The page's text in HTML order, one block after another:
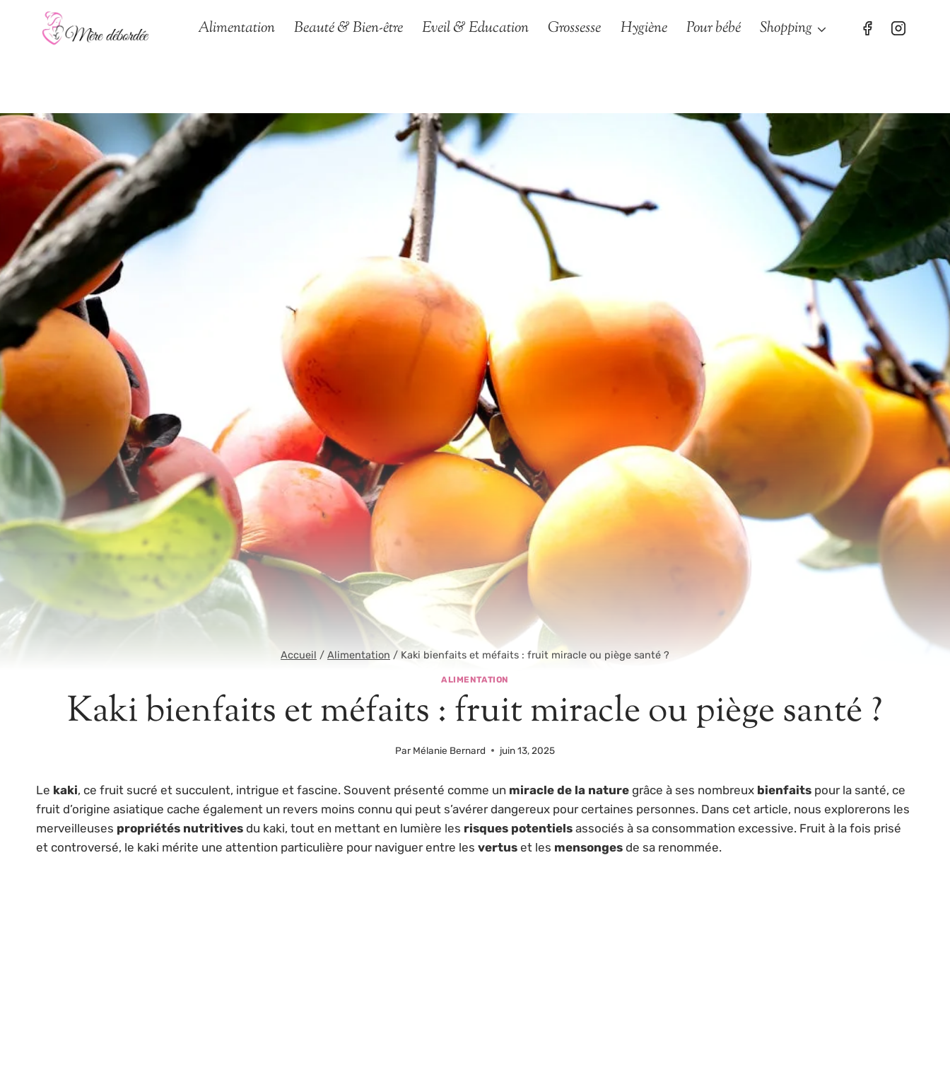
Alimentation Beauté & Bien-être Eveil & Education Grossesse Hygiène Pour bébé Shopping
Accueil / Alimentation / Kaki bienfaits et méfaits : fruit miracle ou piège santé ?
ALIMENTATION
Kaki bienfaits et méfaits : fruit miracle ou piège santé ?
Par Mélanie Bernard juin 13, 2025
Le kaki, ce fruit sucré et succulent, intrigue et fascine. Souvent présenté comme un miracle de la nature grâce à ses nombreux bienfaits pour la santé, ce
fruit d’origine asiatique cache également un revers moins connu qui peut s’avérer dangereux pour certaines personnes. Dans cet article, nous explorerons les
merveilleuses propriétés nutritives du kaki, tout en mettant en lumière les risques potentiels associés à sa consommation excessive. Fruit à la fois prisé
et controversé, le kaki mérite une attention particulière pour naviguer entre les vertus et les mensonges de sa renommée.